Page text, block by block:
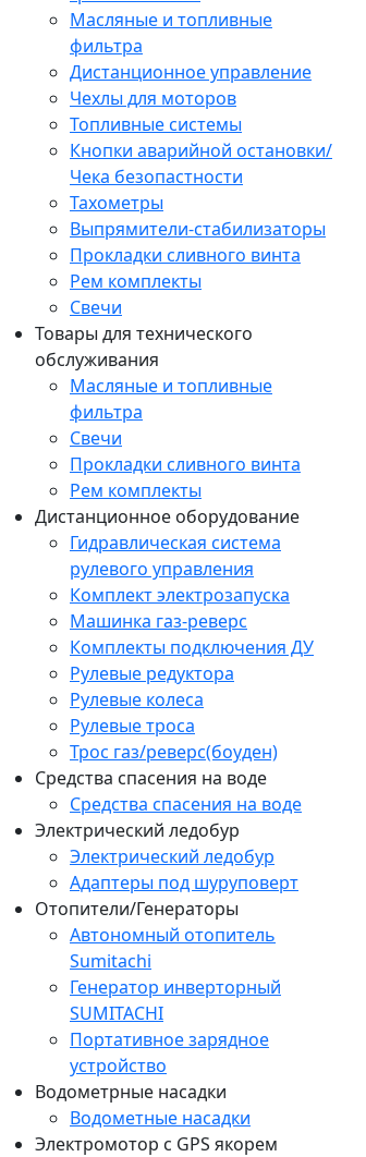
Масляные и топливные
фильтра
Дистанционное управление
Чехлы для моторов
Топливные системы
Кнопки аварийной остановки/
Чека безопастности
Тахометры
Выпрямители-стабилизаторы
Прокладки сливного винта
Рем комплекты
Свечи
Товары для технического
обслуживания
Масляные и топливные
фильтра
Свечи
Прокладки сливного винта
Рем комплекты
Дистанционное оборудование
Гидравлическая система
рулевого управления
Комплект электрозапуска
Машинка газ-реверс
Комплекты подключения ДУ
Рулевые редуктора
Рулевые колеса
Рулевые троса
Трос газ/реверс(боуден)
Средства спасения на воде
Средства спасения на воде
Электрический ледобур
Электрический ледобур
Адаптеры под шуруповерт
Отопители/Генераторы
Автономный отопитель
Sumitachi
Генератор инверторный
SUMITACHI
Портативное зарядное
устройство
Водометрные насадки
Водометные насадки
Электромотор c GPS якорем